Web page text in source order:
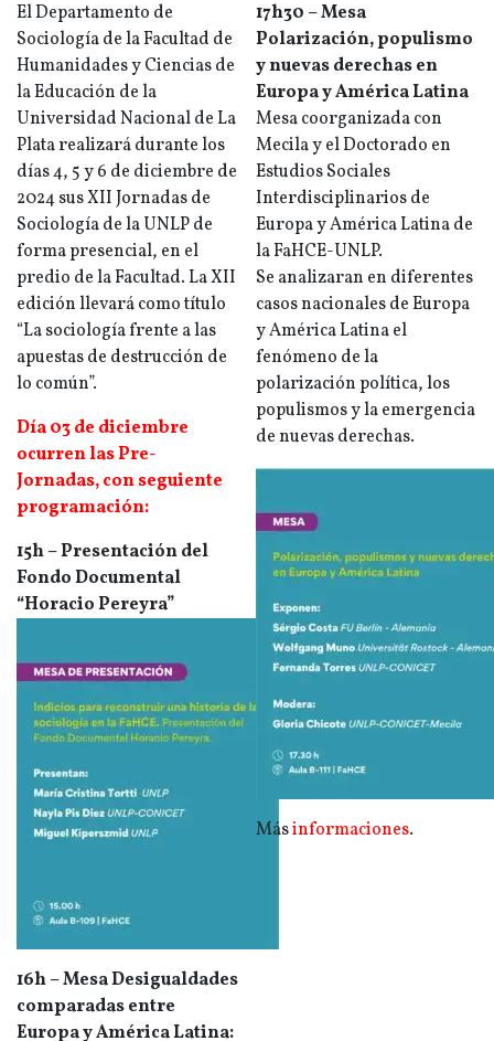
El Departamento de
Sociología de la Facultad de
Humanidades y Ciencias de
la Educación de la
Universidad Nacional de La
Plata realizará durante los
días 4, 5 y 6 de diciembre de
2024 sus XII Jornadas de
Sociología de la UNLP de
forma presencial, en el
predio de la Facultad. La XII
edición llevará como título
“La sociología frente a las
apuestas de destrucción de
lo común”.
Día 03 de diciembre
ocurren las Pre-
Jornadas, con seguiente
programación:
15h – Presentación del
Fondo Documental
“Horacio Pereyra”
16h – Mesa Desigualdades
comparadas entre
Europa y América Latina:
17h30 – Mesa
Polarización, populismo
y nuevas derechas en
Europa y América Latina
Mesa coorganizada con
Mecila y el Doctorado en
Estudios Sociales
Interdisciplinarios de
Europa y América Latina de
la FaHCE-UNLP.
Se analizaran en diferentes
casos nacionales de Europa
y América Latina el
fenómeno de la
polarización política, los
populismos y la emergencia
de nuevas derechas.
Másinformaciones.